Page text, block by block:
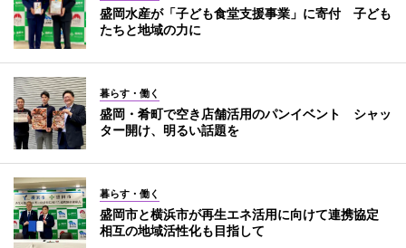
盛岡水産が「子ども食堂支援事業」に寄付 子ども
たちと地域の力に
暮らす・働く
盛岡・肴町で空き店舗活用のパンイベント シャッ
ター開け、明るい話題を
暮らす・働く
盛岡市と横浜市が再生エネ活用に向けて連携協定
相互の地域活性化も目指して